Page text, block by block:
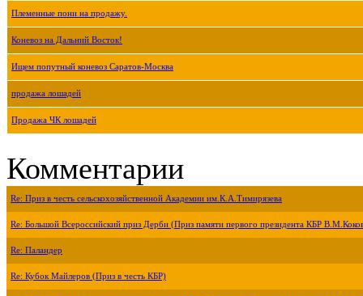
Племенные пони на продажу.
Коневоз на Дальний Восток!
Ищем попутный коневоз Саратов-Москва
продажа лошадей
Продажа ЧК лошадей
Комментарии
Re: Приз в честь сельскохозяйственной Академии им.К.А.Тимирязева
Re: Большой Всероссийский приз Дерби (Приз памяти первого президента КБР
Re: Паландер
Re: Кубок Майлеров (Приз в честь КБР)